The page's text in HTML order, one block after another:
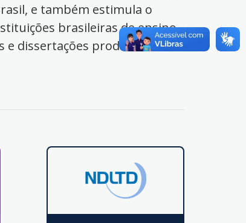
e também estimula o
brasileiras de ensino
e dissertações produzidas no